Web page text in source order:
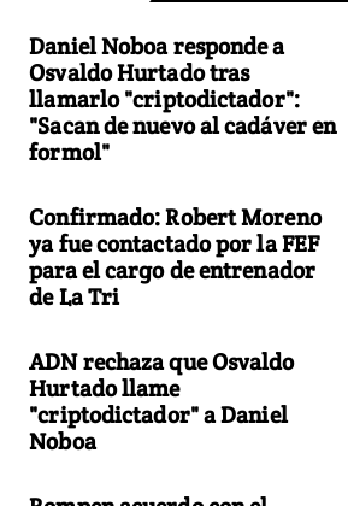
Daniel Noboa responde a
Osvaldo Hurtado tras
llamarlo "criptodictador":
"Sacan de nuevo al cadáver en
formol"
Confirmado: Robert Moreno
ya fue contactado por la FEF
para el cargo de entrenador
de La Tri
ADN rechaza que Osvaldo
Hurtado llame
"criptodictador" a Daniel
Noboa